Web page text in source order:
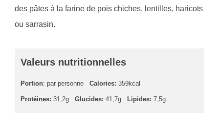
des pâtes à la farine de pois chiches, lentilles, haricots
ou sarrasin.
Valeurs nutritionnelles
Portion: par personne Calories: 359kcal
Protéines: 31,2g Glucides: 41,7g Lipides: 7,5g